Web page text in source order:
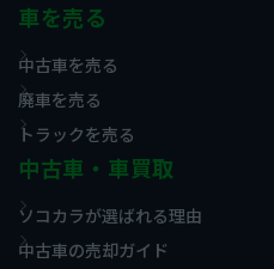
車を売る
中古車を売る
廃車を売る
トラックを売る
中古車・車買取
ソコカラが選ばれる理由
中古車の売却ガイド